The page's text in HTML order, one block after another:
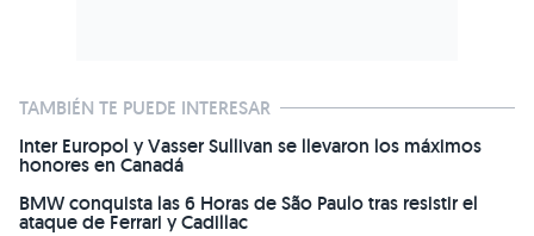
TAMBIÉN TE PUEDE INTERESAR
Inter Europol y Vasser Sullivan se llevaron los máximos
honores en Canadá
BMW conquista las 6 Horas de São Paulo tras resistir el
ataque de Ferrari y Cadillac